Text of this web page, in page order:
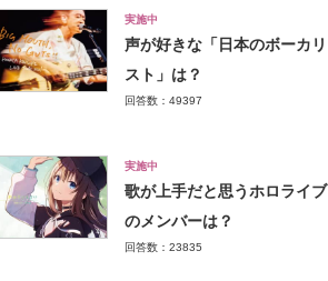
実施中
声が好きな「日本のボーカリ
スト」は？
回答数：49397
実施中
歌が上手だと思うホロライブ
のメンバーは？
回答数：23835